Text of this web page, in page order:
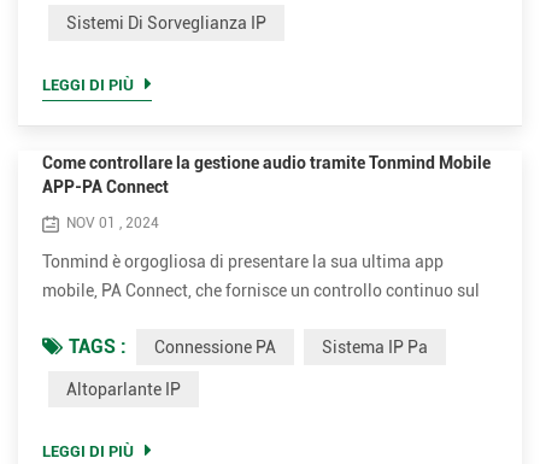
innovative soluzioni altoparlanti a tromba IP progettate per
S2...
Sistemi Di Sorveglianza IP
LEGGI DI PIÙ
Come controllare la gestione audio tramite Tonmind Mobile
APP-PA Connect
NOV 01 , 2024
Tonmind è orgogliosa di presentare la sua ultima app
mobile, PA Connect, che fornisce un controllo continuo sul
Onvif, adattatore cercapersone SIP, altoparlante IP e ora, il
potente Audio Manager. Con PA Connect, gli utenti possono
TAGS : Connessione PA Sistema IP Pa
Altoparlante IP
LEGGI DI PIÙ